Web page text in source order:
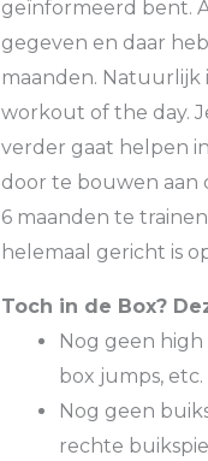
geïnformeerd bent.
gegeven en daar
maanden. Natuurlijk
workout of the day.
verder gaat helpen
door te bouwen aan
6 maanden te
helemaal gericht is
Toch in de Box?
Nog geen
box jumps, etc.
Nog geen
rechte